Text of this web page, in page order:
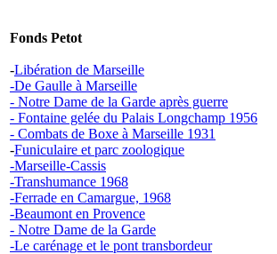
Fonds Petot
-Libération de Marseille
-De Gaulle à Marseille
- Notre Dame de la Garde après guerre
- Fontaine gelée du Palais Longchamp 1956
- Combats de Boxe à Marseille 1931
-Funiculaire et parc zoologique
-Marseille-Cassis
-Transhumance 1968
-Ferrade en Camargue, 1968
-Beaumont en Provence
- Notre Dame de la Garde
-Le carénage et le pont transbordeur